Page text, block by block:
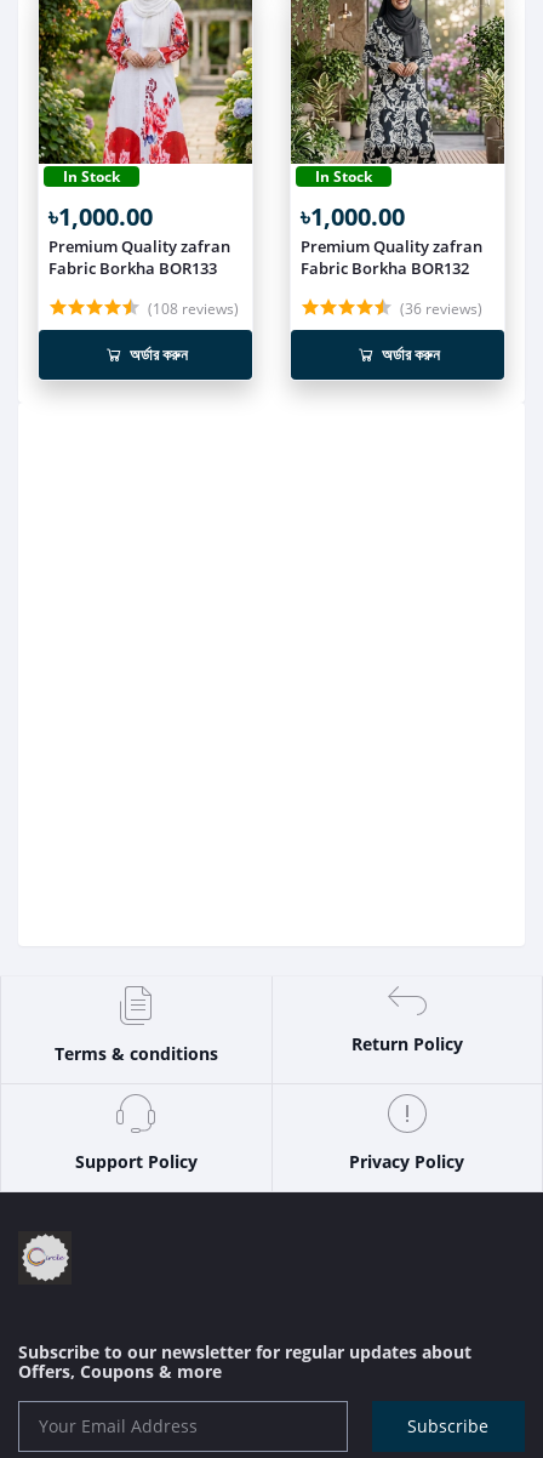
In Stock
৳1,000.00
Premium Quality zafran
Fabric Borkha BOR133
(108 reviews)
অর্ডার করুন
In Stock
৳1,000.00
Premium Quality zafran
Fabric Borkha BOR132
(36 reviews)
অর্ডার করুন
Terms & conditions Return Policy
Support Policy Privacy Policy
Subscribe to our newsletter for regular updates about
Offers, Coupons & more
Subscribe